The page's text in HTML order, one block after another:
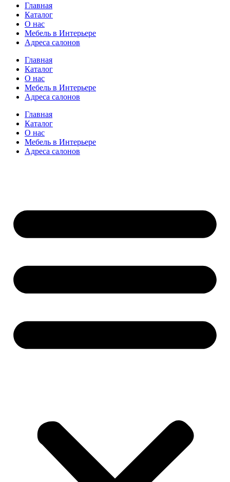
Главная
Каталог
О нас
Мебель в Интерьере
Адреса салонов
Главная
Каталог
О нас
Мебель в Интерьере
Адреса салонов
Главная
Каталог
О нас
Мебель в Интерьере
Адреса салонов